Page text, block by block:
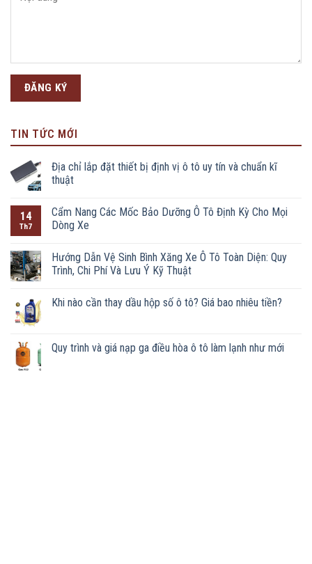
TIN TỨC MỚI
Địa chỉ lắp đặt thiết bị định vị ô tô uy tín và chuẩn kĩ
thuật
14
Th7
Cẩm Nang Các Mốc Bảo Dưỡng Ô Tô Định Kỳ Cho Mọi
Dòng Xe
Hướng Dẫn Vệ Sinh Bình Xăng Xe Ô Tô Toàn Diện: Quy
Trình, Chi Phí Và Lưu Ý Kỹ Thuật
Khi nào cần thay dầu hộp số ô tô? Giá bao nhiêu tiền?
Quy trình và giá nạp ga điều hòa ô tô làm lạnh như mới